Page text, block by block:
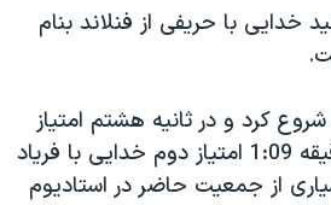
مجيد خدايی با حريفی از فنلاند بنام
کرد و در ثانيه هشتم امتياز
اول را کسب کرد. در دقيقه 1:09 امتياز دوم خدايی با فرياد
از جمعيت حاضر در استاديوم